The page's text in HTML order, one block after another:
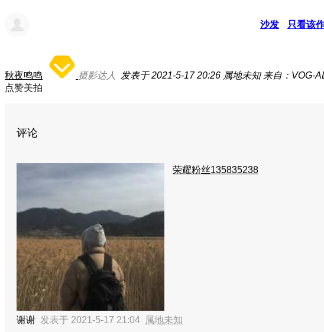
沙发 只看该
秋夜鸣鸣 摄影达人 发表于 2021-5-17 20:26 属地未知 来自：VOG-
点赞美拍
评论
荣耀粉丝135835238
谢谢 发表于 2021-5-17 21:04 属地未知